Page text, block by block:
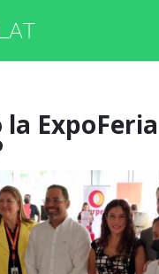
la VENEZUELA
PERÚ
CHILE